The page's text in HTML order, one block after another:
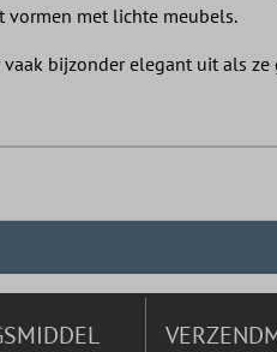
vormen met lichte meubels.
bijzonder elegant uit als